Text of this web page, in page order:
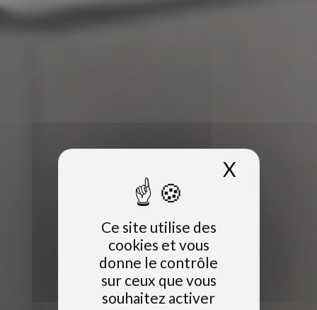
Ce site utilise des
cookies et vous
donne le contrôle
sur ceux que vous
souhaitez activer
X